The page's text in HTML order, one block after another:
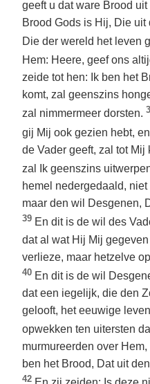
geeft u dat ware Brood
Brood Gods is Hij, Die
Die der wereld het leven
Hem: Heere, geef ons
zeide tot hen: Ik ben het
komt, zal geenszins
zal nimmermeer dorsten.
gij Mij ook gezien hebt,
de Vader geeft, zal tot Mij
zal Ik geenszins
hemel nedergedaald,
maar den wil Desgenen,
39 En dit is de wil des
dat al wat Hij Mij
verlieze, maar hetzelve
40 En dit is de wil
dat een iegelijk, die den
gelooft, het eeuwige
opwekken ten uitersten
murmureerden over
ben het Brood, Dat uit
42